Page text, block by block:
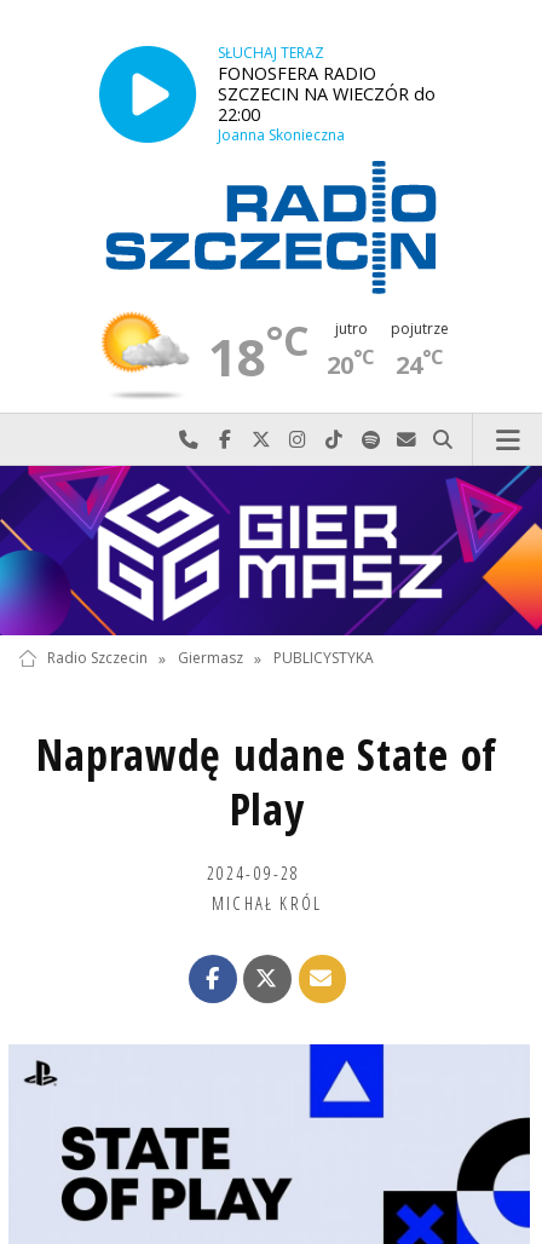
SŁUCHAJ TERAZ
FONOSFERA RADIO
SZCZECIN NA WIECZÓR do
22:00
Joanna Skonieczna
18°C jutro
20°C
pojutrze
24°C
Najlepiej po prostu do nas zadzwoń
Odwiedź nas na Facebook-u
Odwiedź nas na X
Odwiedź nas na Instagram-ie
Odwiedź nas na TikTok-u
Szukaj nas na Spotify
Wyślij do nas
Szukaj
Radio Szczecin » Giermasz » PUBLICYSTYKA
Naprawdę udane State of
Play
2024-09-28
MICHAŁ KRÓL